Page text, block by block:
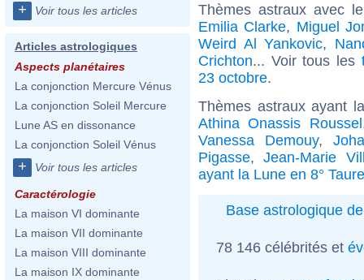
+ Voir tous les articles
Articles astrologiques
Aspects planétaires
La conjonction Mercure Vénus
La conjonction Soleil Mercure
Lune AS en dissonance
La conjonction Soleil Vénus
+ Voir tous les articles
Caractérologie
La maison VI dominante
La maison VII dominante
La maison VIII dominante
La maison IX dominante
Thèmes astraux avec
Emilia Clarke, Miguel
Weird Al Yankovic,
Crichton... Voir tous les
23 octobre.
Thèmes astraux ayant
Athina Onassis Roussel
Vanessa Demouy,
Pigasse,Jean-Marie
ayant la Lune en 8°
Base astrologique
78 146 célébrités et